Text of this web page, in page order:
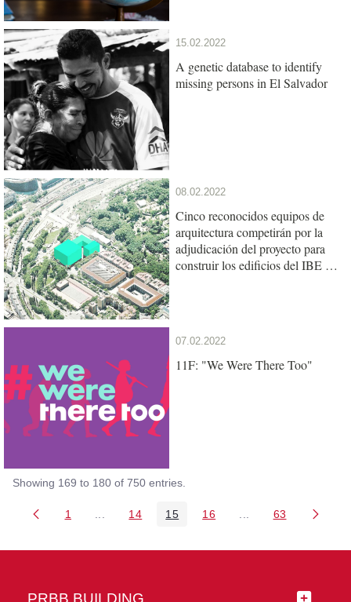
15.02.2022
A genetic database to identify
missing persons in El Salvador
08.02.2022
Cinco reconocidos equipos de
arquitectura competirán por la
adjudicación del proyecto para
construir los edificios del IBE y
07.02.2022
11F: "We Were There Too"
Showing 169 to 180 of 750 entries.
Page
1 Intermediate Pages Use TAB to navigate.
Page
14 Page
15 Page
16 Intermediate Pages
Page
63
PRBB BUILDING